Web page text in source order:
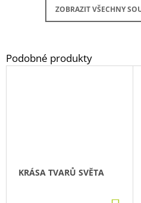
ZOBRAZIT VŠECHNY
KRÁSA TVARŮ SVĚTA